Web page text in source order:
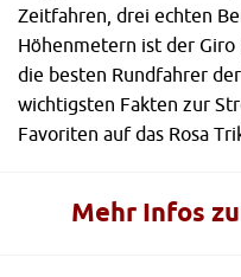
Zeitfahren, drei echten
Höhenmetern ist der
die besten Rundfahrer
wichtigsten Fakten zur
Favoriten auf das Rosa
Mehr Infos